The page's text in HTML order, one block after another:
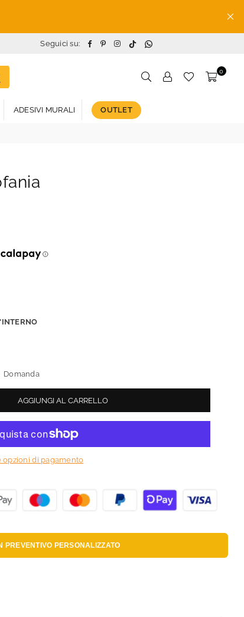
Seguici su: Facebook
PinterestInstagram
TikTokWhatsapp
0
ADESIVI MURALI OUTLET
Domanda
AGGIUNGI AL CARRELLO
opzioni di pagamento
PREVENTIVO PERSONALIZZATO